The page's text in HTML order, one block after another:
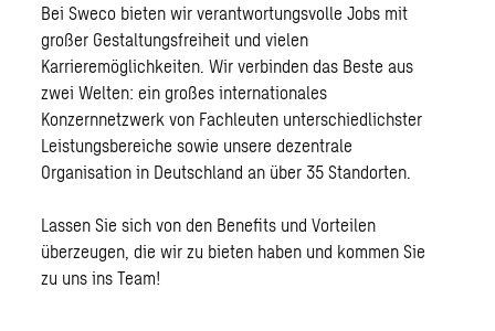
Bei Sweco bieten wir verantwortungsvolle Jobs mit
großer Gestaltungsfreiheit und vielen
Karrieremöglichkeiten. Wir verbinden das Beste aus
zwei Welten: ein großes internationales
Konzernnetzwerk von Fachleuten unterschiedlichster
Leistungsbereiche sowie unsere dezentrale
Organisation in Deutschland an über 35 Standorten.
Lassen Sie sich von den Benefits und Vorteilen
überzeugen, die wir zu bieten haben und kommen Sie
zu uns ins Team!